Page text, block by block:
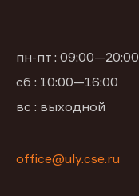
пн-пт : 09:00—20:00
сб : 10:00—16:00
вс : выходной
office@uly.cse.ru